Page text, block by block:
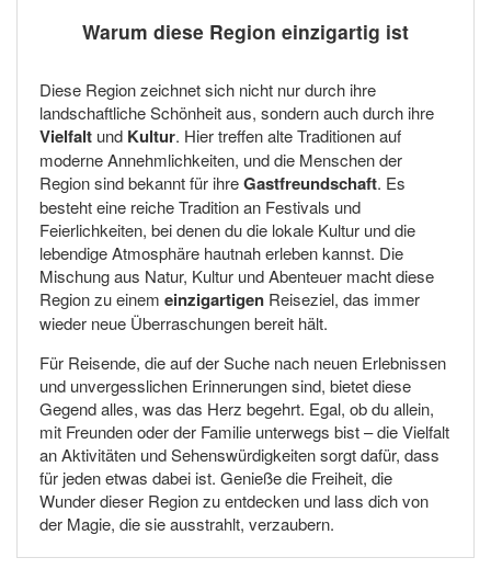
Warum diese Region einzigartig ist
Diese Region zeichnet sich nicht nur durch ihre
landschaftliche Schönheit aus, sondern auch durch ihre
Vielfalt und Kultur. Hier treffen alte Traditionen auf
moderne Annehmlichkeiten, und die Menschen der
Region sind bekannt für ihreGastfreundschaft. Es
besteht eine reiche Tradition an Festivals und
Feierlichkeiten, bei denen du die lokale Kultur und die
lebendige Atmosphäre hautnah erleben kannst. Die
Mischung aus Natur, Kultur und Abenteuer macht diese
Region zu einem einzigartigen Reiseziel, das immer
wieder neue Überraschungen bereit hält.
Für Reisende, die auf der Suche nach neuen Erlebnissen
und unvergesslichen Erinnerungen sind, bietet diese
Gegend alles, was das Herz begehrt. Egal, ob du allein,
mit Freunden oder der Familie unterwegs bist – die Vielfalt
an Aktivitäten und Sehenswürdigkeiten sorgt dafür, dass
für jeden etwas dabei ist. Genieße die Freiheit, die
Wunder dieser Region zu entdecken und lass dich von
der Magie, die sie ausstrahlt, verzaubern.